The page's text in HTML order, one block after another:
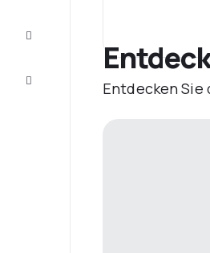
KundenserviceEntdecken